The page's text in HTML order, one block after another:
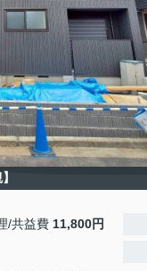
/共益費 11,800円